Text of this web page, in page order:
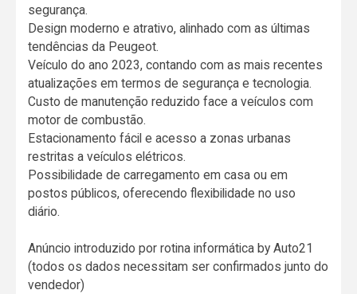
segurança.
Design moderno e atrativo, alinhado com as últimas
tendências da Peugeot.
Veículo do ano 2023, contando com as mais recentes
atualizações em termos de segurança e tecnologia.
Custo de manutenção reduzido face a veículos com
motor de combustão.
Estacionamento fácil e acesso a zonas urbanas
restritas a veículos elétricos.
Possibilidade de carregamento em casa ou em
postos públicos, oferecendo flexibilidade no uso
diário.
Anúncio introduzido por rotina informática by Auto21
(todos os dados necessitam ser confirmados junto do
vendedor)